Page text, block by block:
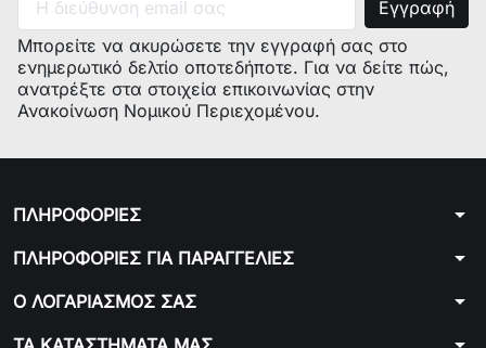
Μπορείτε να ακυρώσετε την εγγραφή σας στο
ενημερωτικό δελτίο οποτεδήποτε. Για να δείτε πώς,
ανατρέξτε στα στοιχεία επικοινωνίας στην
Ανακοίνωση Νομικού Περιεχομένου.
ΠΛΗΡΟΦΟΡΙΕΣ arrow_drop_down
ΠΛΗΡΟΦΟΡΙΕΣ ΓΙΑ ΠΑΡΑΓΓΕΛΙΕΣ arrow_drop_down
Ο ΛΟΓΑΡΙΑΣΜΟΣ ΣΑΣ arrow_drop_down